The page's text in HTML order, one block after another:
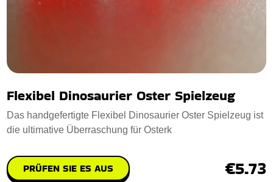
Flexibel Dinosaurier Oster Spielzeug
Das handgefertigte Flexibel Dinosaurier Oster Spielzeug ist
die ultimative Überraschung für Osterk
PRÜFEN SIE ES AUS €5.73